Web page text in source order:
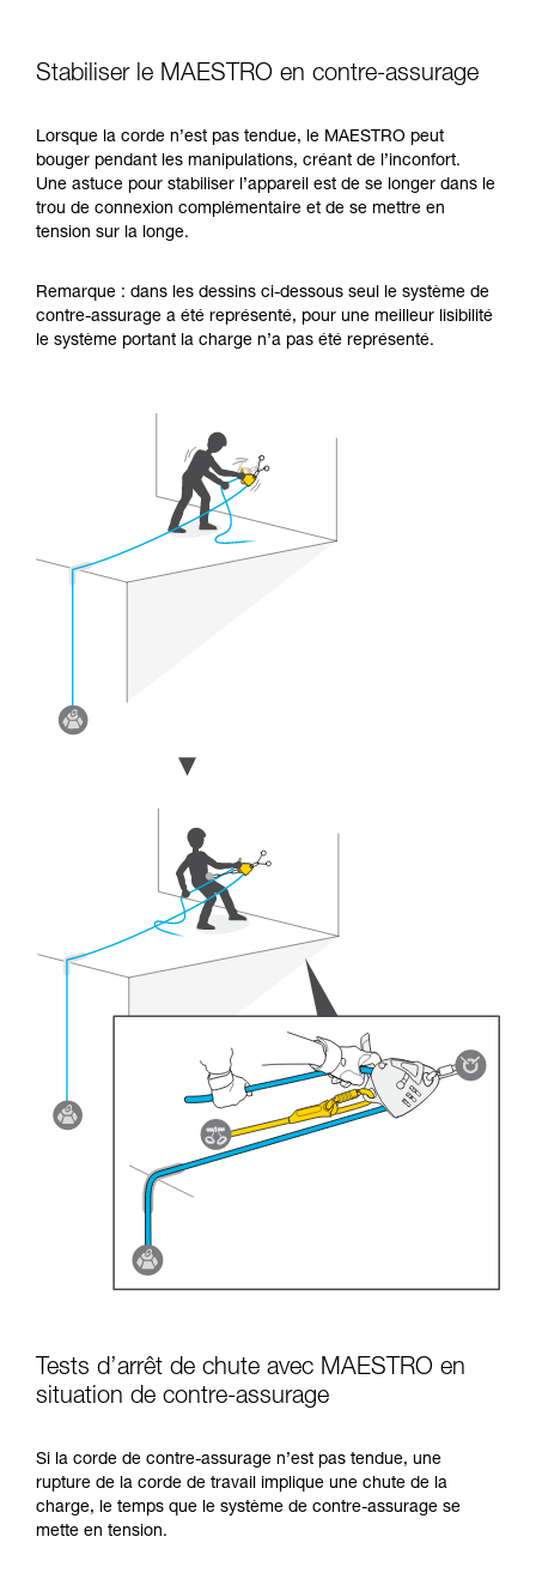
Stabiliser le MAESTRO en contre-assurage
Lorsque la corde n’est pas tendue, le MAESTRO peut
bouger pendant les manipulations, créant de l’inconfort.
Une astuce pour stabiliser l’appareil est de se longer dans le
trou de connexion complémentaire et de se mettre en
tension sur la longe.
Remarque : dans les dessins ci-dessous seul le système de
contre-assurage a été représenté, pour une meilleur lisibilité
le système portant la charge n’a pas été représenté.
Tests d’arrêt de chute avec MAESTRO en
situation de contre-assurage
Si la corde de contre-assurage n’est pas tendue, une
rupture de la corde de travail implique une chute de la
charge, le temps que le système de contre-assurage se
mette en tension.